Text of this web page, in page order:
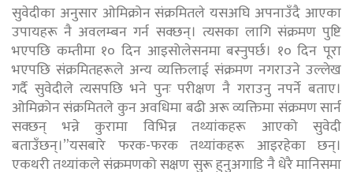
सुवेदीका अनुसार ओमिक्रोन संक्रमितले यसअघि अपनाउँदै आएका
उपायहरू नै अवलम्बन गर्न सक्छन्। त्यसका लागि संक्रमण पुष्टि
भएपछि कम्तीमा १० दिन आइसोलेसनमा बस्नुपर्छ। १० दिन पूरा
भएपछि संक्रमितहरूले अन्य व्यक्तिलाई संक्रमण नगराउने उल्लेख
गर्दै सुवेदीले त्यसपछि भने पुनः परीक्षण नै गराउनु नपर्ने बताए।
ओमिक्रोन संक्रमितले कुन अवधिमा बढी अरू व्यक्तिमा संक्रमण सार्न
सक्छन् भन्ने कुरामा विभिन्न तथ्यांकहरू आएको सुवेदी
बताउँछन्।”यसबारे फरक-फरक तथ्यांकहरू आइरहेका छन्।
एकथरी तथ्यांकले संक्रमणको सक्षण सुरू हुनुअगाडि नै धेरै मानिसमा